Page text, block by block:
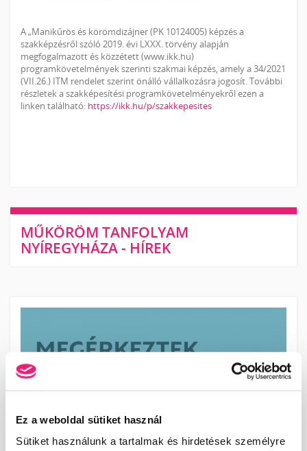
Ez a weboldal sütiket használ
Sütiket használunk a tartalmak és hirdetések személyre
A „Manikűrös és körömdizájner (PK 10124005) képzés a
szakképzésről szóló 2019. évi LXXX. törvény alapján
megfogalmazott és közzétett (www.ikk.hu)
programkövetelmények szerinti szakmai képzés, amely a 34/2021
(VII.26.) ITM rendelet szerint önálló vállalkozásra jogosít. További
részletek a szakképesítési programkövetelményekről ezen a
linken található: https://ikk.hu/p/szakkepesites
MŰKÖRÖM TANFOLYAM
NYÍREGYHÁZA - HÍREK